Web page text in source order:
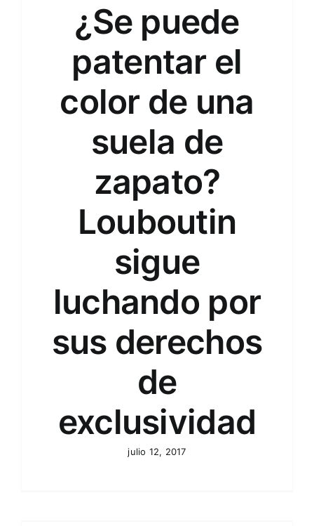
¿Se puede
patentar el
color de una
suela de
zapato?
Louboutin
sigue
luchando por
sus derechos
de
exclusividad
julio 12, 2017